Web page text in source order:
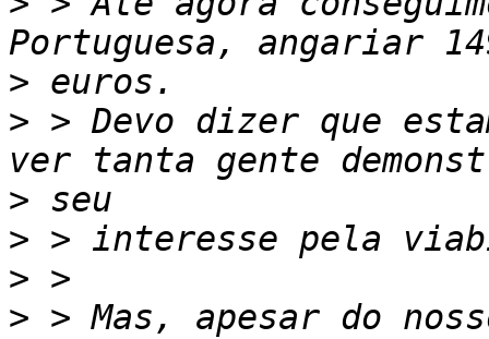
>
> > Devo dizer que
>
>
>
> > Mas, apesar do